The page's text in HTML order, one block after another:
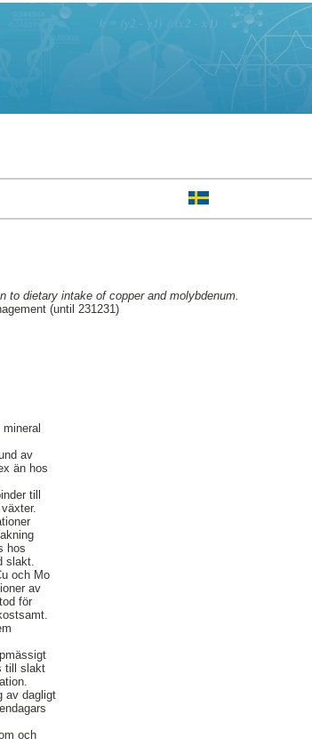
to dietary intake of copper and molybdenum.
(until 231231)
av
än hos
till
hos
slakt.
och Mo
av
för
till slakt
av dagligt
och